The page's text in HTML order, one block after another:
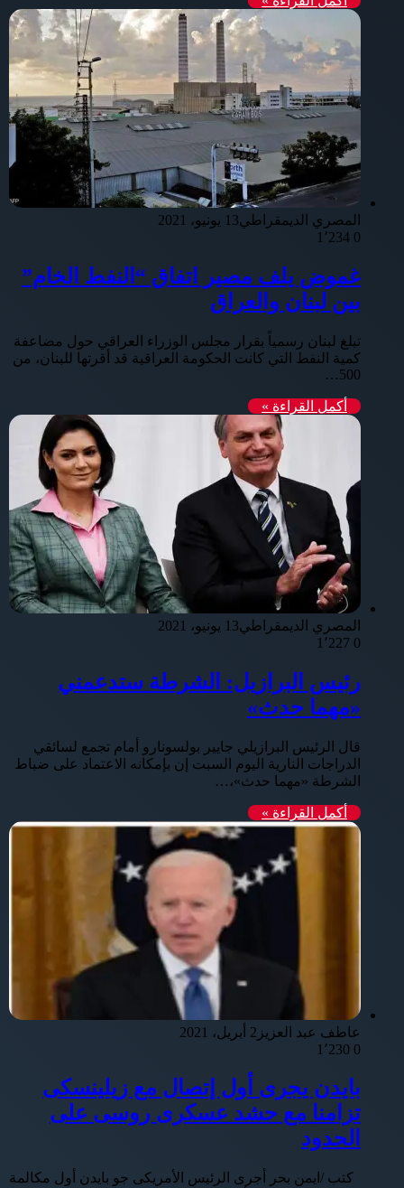
المصري الديمقراطي13 يونيو، 2021
0
غموض يلف مصير اتفاق “النفط الخام”
بين لبنان والعراق
تبلغ لبنان رسمياً بقرار مجلس الوزراء العراقي حول مضاعفة
كمية النفط التي كانت الحكومة العراقية قد أقرتها للبنان، من
500…
أكمل القراءة »
المصري الديمقراطي13 يونيو، 2021
0
رئيس البرازيل: الشرطة ستدعمني
«مهما حدث»
قال الرئيس البرازيلي جايير بولسونارو أمام تجمع لسائقي
الدراجات النارية اليوم السبت إن بإمكانه الاعتماد على ضباط
الشرطة «مهما حدث»،…
أكمل القراءة »
عاطف عبد العزيز 2 أبريل، 2021
0
بايدن يجرى أول إتصال مع زيلينسكى
تزامنا مع حشد عسكرى روسى على
الحدود
كتب /ايمن بحر أجرى الرئيس الأمريكى جو بايدن أول مكالمة